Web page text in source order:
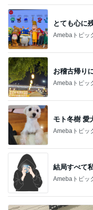
とても心に
Amebaトピッ
お稽古帰り
Amebaトピッ
モト冬樹 愛
Amebaトピッ
結局すべて
Amebaトピッ